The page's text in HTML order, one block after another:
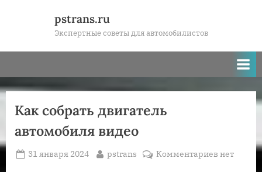
pstrans.ru
Экспертные советы для автомобилистов
Как собрать двигатель
автомобиля видео
Posted
31 января 2024 By
pstrans Комментариевкнет